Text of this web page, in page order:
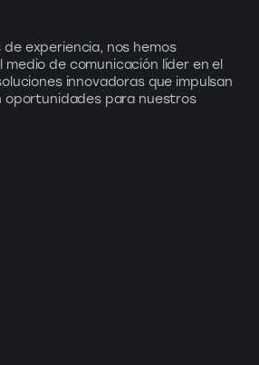
de experiencia, nos hemos
de comunicación líder en el
innovadoras que impulsan
oportunidades para nuestros